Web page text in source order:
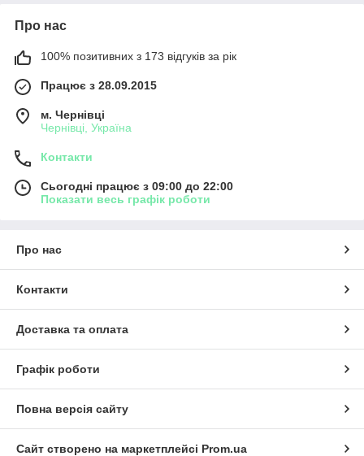
Про нас
100% позитивних з 173 відгуків за рік
Працює з 28.09.2015
м. Чернівці
Чернівці, Україна
Контакти
Сьогодні працює з 09:00 до 22:00
Показати весь графік роботи
Про нас
Контакти
Доставка та оплата
Графік роботи
Повна версія сайту
Сайт створено на маркетплейсі Prom.ua